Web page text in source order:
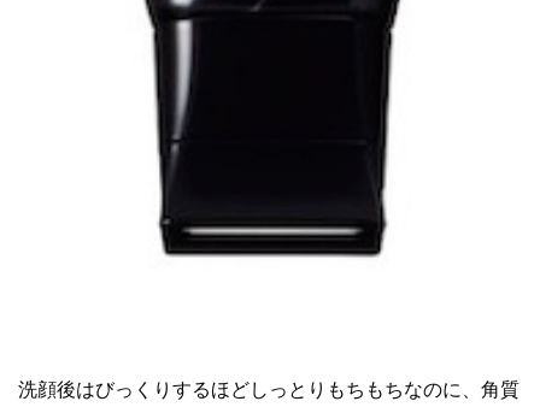
洗顔後はびっくりするほどしっとりもちもちなのに、角質